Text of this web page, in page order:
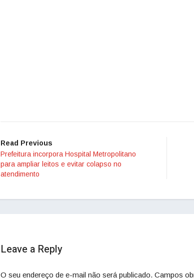
Read Previous
Prefeitura incorpora Hospital Metropolitano
para ampliar leitos e evitar colapso no
atendimento
Leave a Reply
O seu endereço de e-mail não será publicado. Campos